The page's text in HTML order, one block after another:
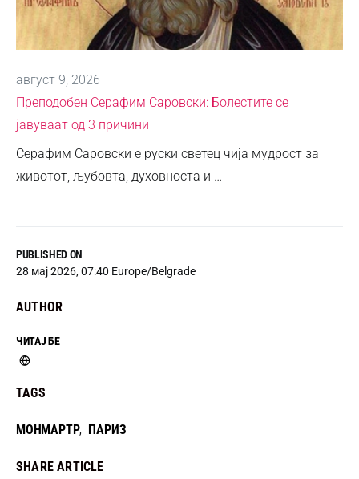
PUBLISHED ON
28 мај 2026, 07:40 Europe/Belgrade
AUTHOR
ЧИТАЈ БЕ
TAGS
МОНМАРТР, ПАРИЗ
SHARE ARTICLE
август 9, 2026
Преподобен Серафим Саровски: Болестите се
јавуваат од 3 причини
Серафим Саровски е руски светец чија мудрост за
животот, љубовта, духовноста и …